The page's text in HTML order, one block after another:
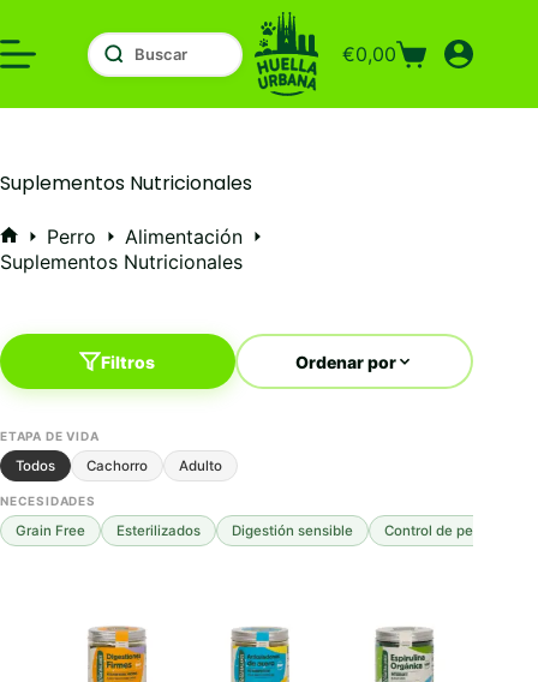
al
contenido
Carro
compra
€0,00
Suplementos Nutricionales
Inicio
Perro
Alimentación
Suplementos Nutricionales
Filtros Ordenar por
ETAPA DE VIDA
Todos Cachorro Adulto
NECESIDADES
Grain Free Esterilizados Digestión sensible Control de peso